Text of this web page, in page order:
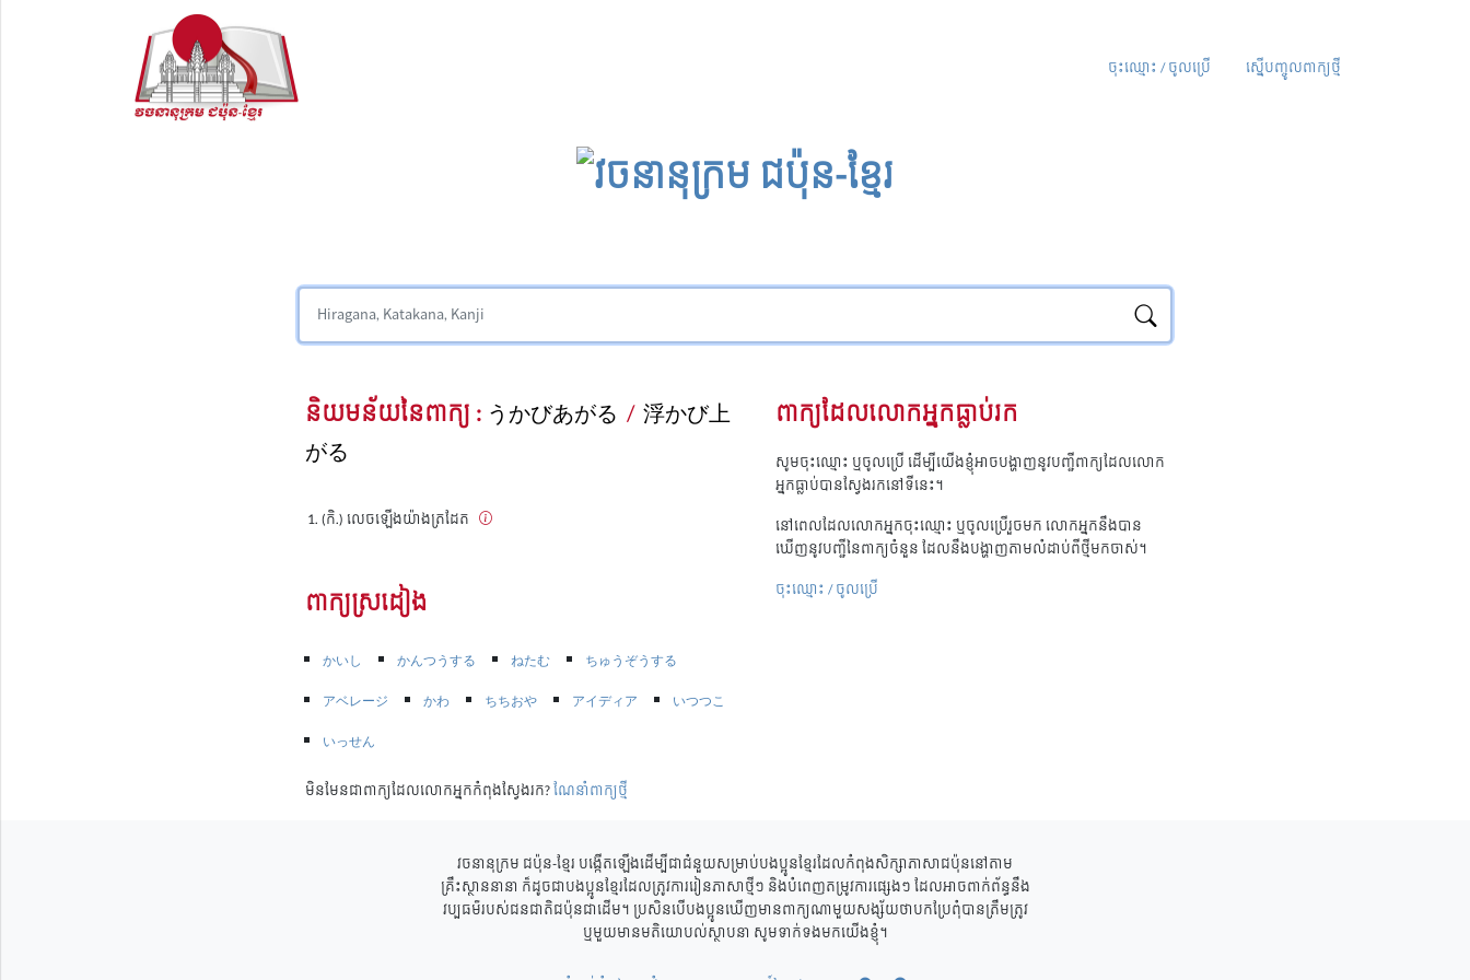
ចុះឈ្មោះ / ចូលប្រើ ស្នើបញ្ចូលពាក្យថ្មី
និយមន័យនៃពាក្យ : うかびあがる / 浮かび上
がる
(កិ.) លេចឡើងយ៉ាងត្រដែត
ពាក្យស្រដៀង
かいし かんつうする ねたむ
ちゅうぞうする
アベレージ
かわ ちちおや アイディア
いつつこ
いっせん
មិនមែនជាពាក្យដែលលោកអ្នកកំពុងស្វែងរក?ណែនាំពាក្យថ្មី
ពាក្យដែលលោកអ្នកធ្លាប់រក
សូមចុះឈ្មោះ ឬចូលប្រើ ដើម្បីយើងខ្ញុំអាចបង្ហាញនូវបញ្ជីពាក្យដែលលោក
អ្នកធ្លាប់បានស្វែងរកនៅទីនេះ។
នៅពេលដែលលោកអ្នកចុះឈ្មោះ ឬចូលប្រើរួចមក លោកអ្នកនឹងបាន
ឃើញនូវបញ្ជីនៃពាក្យចំនួន ដែលនឹងបង្ហាញតាមលំដាប់ពីថ្មីមកចាស់។
ចុះឈ្មោះ / ចូលប្រើ
វចនានុក្រម ជប៉ុន-ខ្មែរ បង្កើតឡើងដើម្បីជាជំនួយសម្រាប់បងប្អូនខ្មែរដែលកំពុងសិក្សាភាសាជប៉ុននៅតាម
គ្រឹះស្ថាននានា ក៏ដូចជាបងប្អូនខ្មែរដែលត្រូវការរៀនភាសាថ្មីៗ និងបំពេញតម្រូវការផ្សេងៗ ដែលអាចពាក់ព័ន្ធនឹង
វប្បធម៌របស់ជនជាតិជប៉ុនជាដើម។ ប្រសិនបើបងប្អូនឃើញមានពាក្យណាមួយសង្ស័យថាបកប្រែពុំបានត្រឹមត្រូវ
ឬមួយមានមតិយោបល់ស្ថាបនា សូមទាក់ទងមកយើងខ្ញុំ។